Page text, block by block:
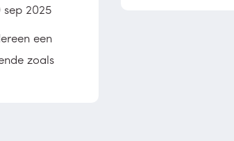
sep 2025
een
zoals